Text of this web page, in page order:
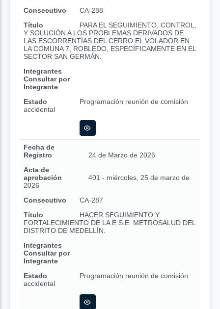
Consecutivo
CA-288
Título
PARA EL SEGUIMIENTO, CONTROL,
Y SOLUCIÓN A LOS PROBLEMAS DERIVADOS DE
LAS ESCORRENTÍAS DEL CERRO EL VOLADOR EN
LA COMUNA 7, ROBLEDO, ESPECÍFICAMENTE EN EL
SECTOR SAN GERMÁN.
Integrantes
Consultar por
Integrante
Estado
Programación reunión de comisión
accidental
Fecha de
Registro
24 de Marzo de 2026
Acta de
aprobación
401 - miércoles, 25 de marzo de
2026
Consecutivo
CA-287
Título
HACER SEGUIMIENTO Y
FORTALECIMIENTO DE LA E.S.E. METROSALUD DEL
DISTRITO DE MEDELLÍN.
Integrantes
Consultar por
Integrante
Estado
Programación reunión de comisión
accidental